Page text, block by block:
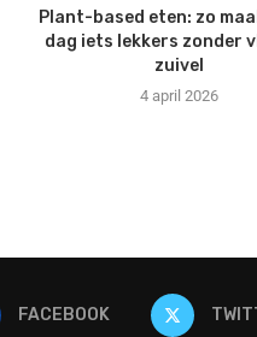
Plant-based eten: zo
dag iets lekkers zonder
zuivel
4 april 2026
FACEBOOK